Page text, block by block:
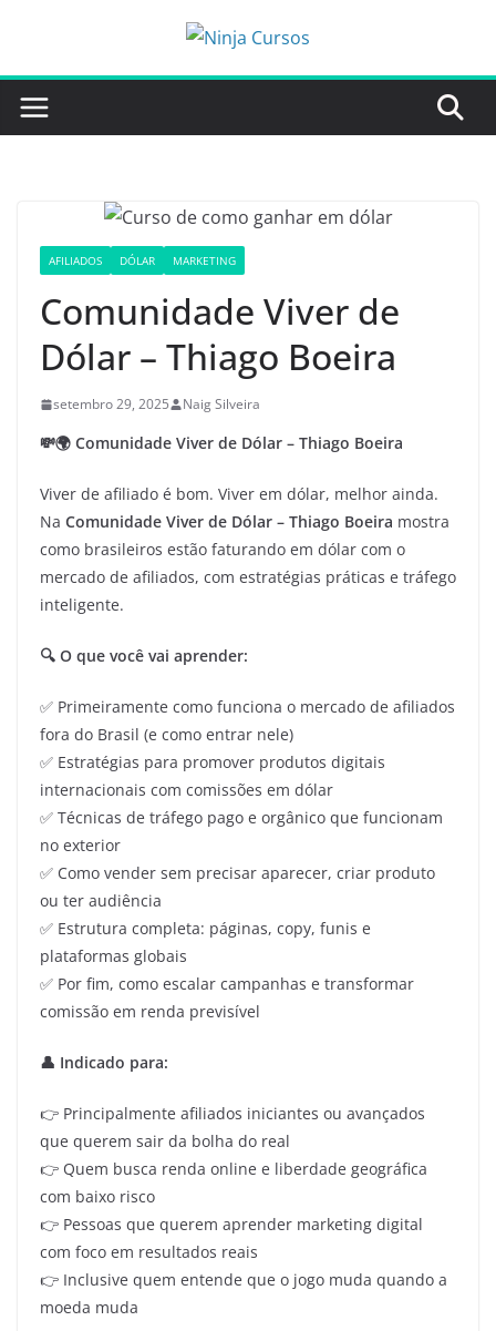
o
conteúdo
AFILIADOS DÓLAR MARKETING
Comunidade Viver de
Dólar – Thiago Boeira
setembro 29, 2025 Naig Silveira
💸🌍 Comunidade Viver de Dólar – Thiago Boeira
Viver de afiliado é bom. Viver em dólar, melhor ainda.
Na Comunidade Viver de Dólar – Thiago Boeira mostra
como brasileiros estão faturando em dólar com o
mercado de afiliados, com estratégias práticas e tráfego
inteligente.
🔍 O que você vai aprender:
✅ Primeiramente como funciona o mercado de afiliados
fora do Brasil (e como entrar nele)
✅ Estratégias para promover produtos digitais
internacionais com comissões em dólar
✅ Técnicas de tráfego pago e orgânico que funcionam
no exterior
✅ Como vender sem precisar aparecer, criar produto
ou ter audiência
✅ Estrutura completa: páginas, copy, funis e
plataformas globais
✅ Por fim, como escalar campanhas e transformar
comissão em renda previsível
👤 Indicado para:
👉 Principalmente afiliados iniciantes ou avançados
que querem sair da bolha do real
👉 Quem busca renda online e liberdade geográfica
com baixo risco
👉 Pessoas que querem aprender marketing digital
com foco em resultados reais
👉 Inclusive quem entende que o jogo muda quando a
moeda muda